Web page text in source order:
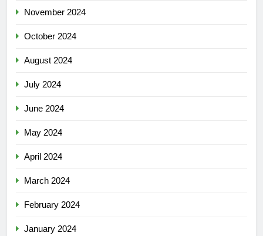
November 2024
October 2024
August 2024
July 2024
June 2024
May 2024
April 2024
March 2024
February 2024
January 2024